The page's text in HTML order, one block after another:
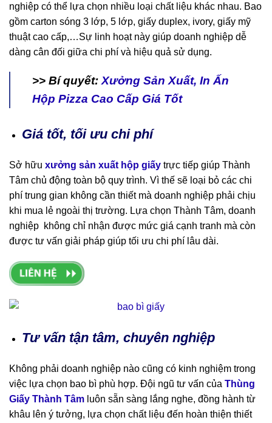
nghiệp có thể lựa chọn nhiều loại chất liệu khác nhau. Bao
gồm carton sóng 3 lớp, 5 lớp, giấy duplex, ivory, giấy mỹ
thuật cao cấp,…Sự linh hoạt này giúp doanh nghiệp dễ
dàng cân đối giữa chi phí và hiệu quả sử dụng.
>> Bí quyết:Xưởng Sản Xuất, In Ấn
Hộp Pizza Cao Cấp Giá Tốt
Giá tốt, tối ưu chi phí
Sở hữu xưởng sản xuất hộp giấy trực tiếp giúp Thành
Tâm chủ động toàn bộ quy trình. Vì thế sẽ loại bỏ các chi
phí trung gian không cần thiết mà doanh nghiệp phải chịu
khi mua lẻ ngoài thị trường. Lựa chọn Thành Tâm, doanh
nghiệp không chỉ nhận được mức giá cạnh tranh mà còn
được tư vấn giải pháp giúp tối ưu chi phí lâu dài.
Tư vấn tận tâm, chuyên nghiệp
Không phải doanh nghiệp nào cũng có kinh nghiệm trong
việc lựa chọn bao bì phù hợp. Đội ngũ tư vấn của Thùng
Giấy Thành Tâm luôn sẵn sàng lắng nghe, đồng hành từ
khâu lên ý tưởng, lựa chọn chất liệu đến hoàn thiện thiết